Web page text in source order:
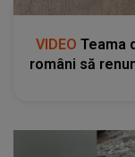
VIDEO Teama
români să